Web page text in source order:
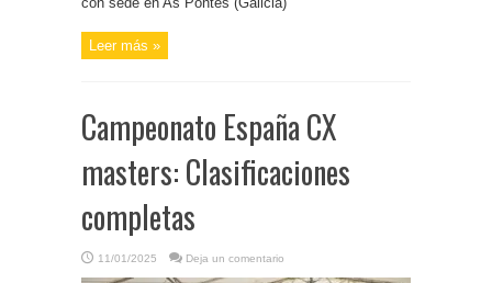
Leer más »
Campeonato España CX
masters: Clasificaciones
completas
11/01/2025 Deja un comentario